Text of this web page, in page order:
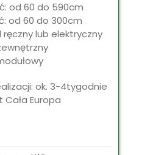
od 60 do 590cm
od 60 do 300cm
ręczny lub elektryczny
ok. 3-4tygodnie
Cała Europa